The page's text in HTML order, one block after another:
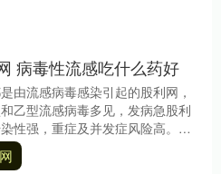
病毒性流感吃什么药好
由流感病毒感染引起的股利网，
乙型流感病毒多见，发病急股利
性强，重症及并发症风险高。一
感后，患者应在医生指导下尽早
明确抗流....